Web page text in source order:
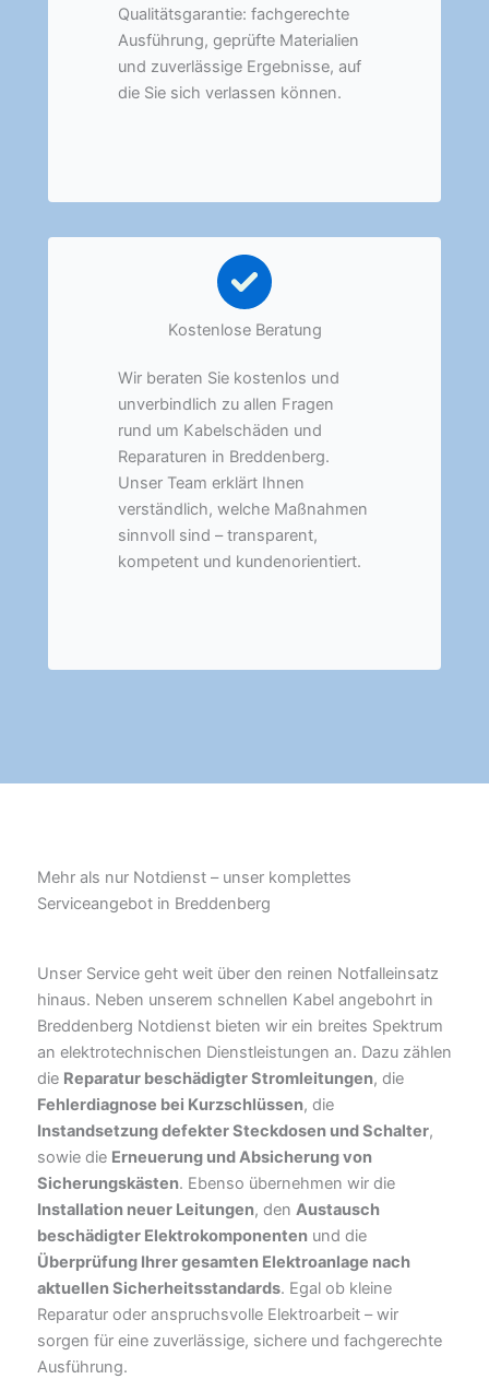
Qualitätsgarantie: fachgerechte
Ausführung, geprüfte Materialien
und zuverlässige Ergebnisse, auf
die Sie sich verlassen können.
Kostenlose Beratung
Wir beraten Sie kostenlos und
unverbindlich zu allen Fragen
rund um Kabelschäden und
Reparaturen in Breddenberg.
Unser Team erklärt Ihnen
verständlich, welche Maßnahmen
sinnvoll sind – transparent,
kompetent und kundenorientiert.
Mehr als nur Notdienst – unser komplettes
Serviceangebot in Breddenberg
Unser Service geht weit über den reinen Notfalleinsatz
hinaus. Neben unserem schnellen Kabel angebohrt in
Breddenberg Notdienst bieten wir ein breites Spektrum
an elektrotechnischen Dienstleistungen an. Dazu zählen
die Reparatur beschädigter Stromleitungen, die
Fehlerdiagnose bei Kurzschlüssen, die
Instandsetzung defekter Steckdosen und Schalter,
sowie die Erneuerung und Absicherung von
Sicherungskästen. Ebenso übernehmen wir die
Installation neuer Leitungen, den Austausch
beschädigter Elektrokomponenten und die
Überprüfung Ihrer gesamten Elektroanlage nach
aktuellen Sicherheitsstandards. Egal ob kleine
Reparatur oder anspruchsvolle Elektroarbeit – wir
sorgen für eine zuverlässige, sichere und fachgerechte
Ausführung.